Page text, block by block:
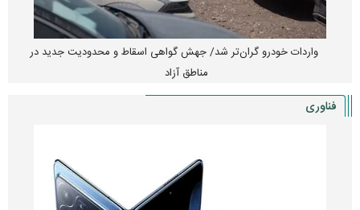
واردات خودرو گران‌تر شد/ جهش گواهی اسقاط و محدودیت جدید در
مناطق آزاد
فناوری